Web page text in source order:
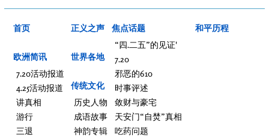
首页
欧洲简讯
7.20活动报道
4.25活动报道
讲真相
游行
三退
正义之声
世界各地
传统文化
历史人物
成语故事
神韵专辑
焦点话题
“四.二五”的见证'
7.20
邪恶的610
时事评述
敛财与豪宅
天安门“自焚”真相
吃药问题
和平历程